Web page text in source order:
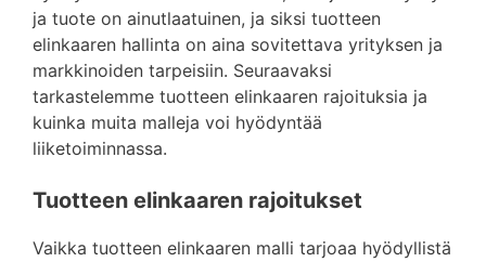
ja tuote on ainutlaatuinen, ja siksi tuotteen
elinkaaren hallinta on aina sovitettava yrityksen ja
markkinoiden tarpeisiin. Seuraavaksi
tarkastelemme tuotteen elinkaaren rajoituksia ja
kuinka muita malleja voi hyödyntää
liiketoiminnassa.
Tuotteen elinkaaren rajoitukset
Vaikka tuotteen elinkaaren malli tarjoaa hyödyllistä